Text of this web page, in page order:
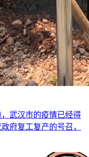
武汉市的疫情已经得
府复工复产的号召，